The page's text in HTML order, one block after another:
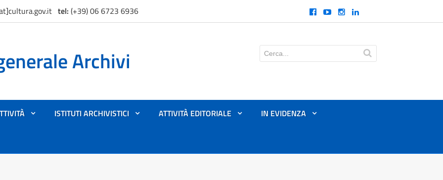
tel: (+39) 06 6723 6936
Archivi
ISTITUTI ARCHIVISTICI ATTIVITÀ EDITORIALE IN EVIDENZA